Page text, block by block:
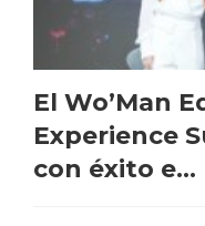
El Wo’Man
Experience
con éxito e...